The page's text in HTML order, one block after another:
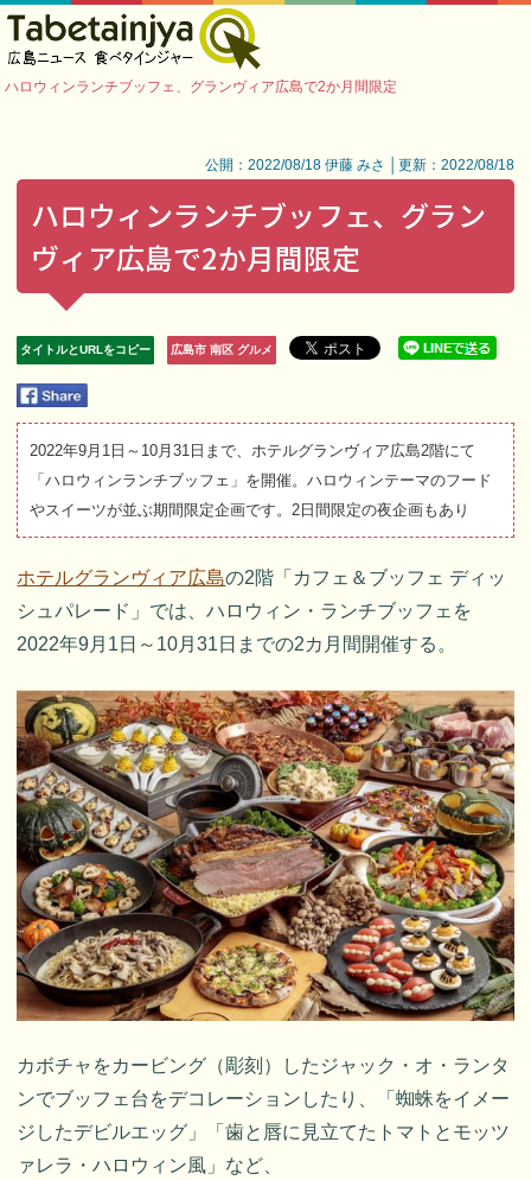
ハロウィンランチブッフェ、グランヴィア広島で2か月間限定
公開：2022/08/18 伊藤 みさ │更新：2022/08/18
ハロウィンランチブッフェ、グラン
ヴィア広島で2か月間限定
タイトルとURLをコピー 広島市 南区 グルメ
2022年9月1日～10月31日まで、ホテルグランヴィア広島2階にて
「ハロウィンランチブッフェ」を開催。ハロウィンテーマのフード
やスイーツが並ぶ期間限定企画です。2日間限定の夜企画もあり
ホテルグランヴィア広島の2階「カフェ＆ブッフェ ディッ
シュパレード」では、ハロウィン・ランチブッフェを
2022年9月1日～10月31日までの2カ月間開催する。
カボチャをカービング（彫刻）したジャック・オ・ランタ
ンでブッフェ台をデコレーションしたり、「蜘蛛をイメー
ジしたデビルエッグ」「歯と唇に見立てたトマトとモッツ
ァレラ・ハロウィン風」など、